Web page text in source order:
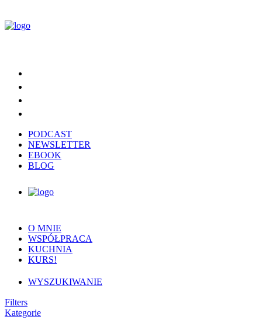
PODCAST
NEWSLETTER
EBOOK
BLOG
O MNIE
WSPÓŁPRACA
KUCHNIA
KURS!
WYSZUKIWANIE
Filters
Kategorie